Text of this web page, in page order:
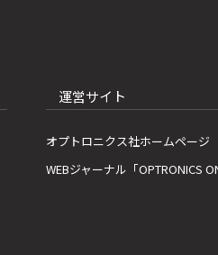
運営サイト
オプトロニクス社ホームページ
WEBジャーナル「OPTRONICS